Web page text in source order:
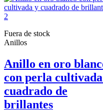
Fuera de stock
Anillos
Anillo en oro
con perla
cuadrado de
brillantes